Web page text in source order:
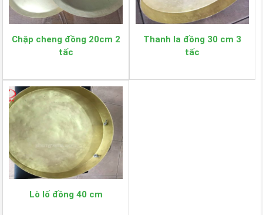
Chập cheng đồng 20cm 2
tấc
Thanh la đồng 30 cm 3
tấc
Lò lố đồng 40 cm